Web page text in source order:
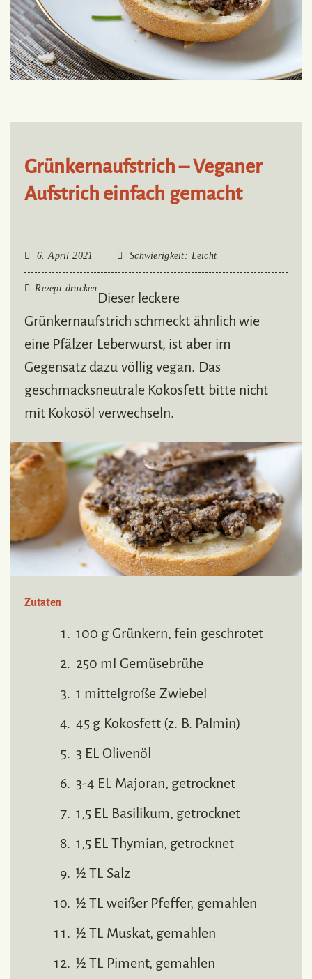
Grünkernaufstrich – Veganer
Aufstrich einfach gemacht
6. April 2021 Schwierigkeit: Leicht
Rezept drucken
Dieser leckere
Grünkernaufstrich schmeckt ähnlich wie
eine Pfälzer Leberwurst, ist aber im
Gegensatz dazu völlig vegan. Das
geschmacksneutrale Kokosfett bitte nicht
mit Kokosöl verwechseln.
Zutaten
100 g Grünkern, fein geschrotet
250 ml Gemüsebrühe
1 mittelgroße Zwiebel
45 g Kokosfett (z. B. Palmin)
3 EL Olivenöl
3-4 EL Majoran, getrocknet
1,5 EL Basilikum, getrocknet
1,5 EL Thymian, getrocknet
½ TL Salz
½ TL weißer Pfeffer, gemahlen
½ TL Muskat, gemahlen
½ TL Piment, gemahlen